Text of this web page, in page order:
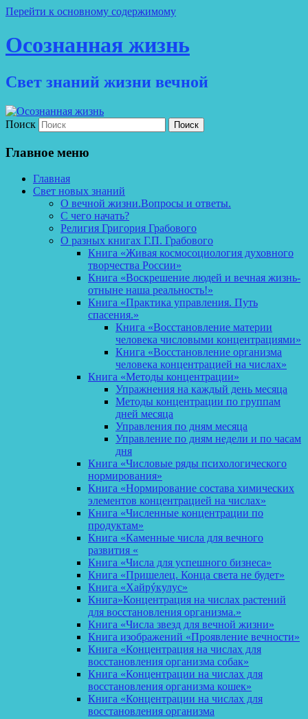
Перейти к основному содержимому
Осознанная жизнь
Свет знаний жизни вечной
Поиск
Главное меню
Главная
Свет новых знаний
О вечной жизни.Вопросы и ответы.
С чего начать?
Религия Григория Грабового
О разных книгах Г.П. Грабового
Книга «Живая космосоциология духовного
творчества России»
Книга «Воскрешение людей и вечная жизнь-
отныне наша реальность!»
Книга «Практика управления. Путь
спасения.»
Книга «Восстановление материи
человека числовыми концентрациями»
Книга «Восстановление организма
человека концентрацией на числах»
Книга «Методы концентрации»
Упражнения на каждый день месяца
Методы концентрации по группам
дней месяца
Управления по дням месяца
Управление по дням недели и по часам
дня
Книга «Числовые ряды психологического
нормирования»
Книга «Нормирование состава химических
элементов концентрацией на числах»
Книга «Численные концентрации по
продуктам»
Книга «Каменные числа для вечного
развития «
Книга «Числа для успешного бизнеса»
Книга «Пришелец. Конца света не будет»
Книга «Хайрýкулус»
Книга»Концентрация на числах растений
для восстановления организма.»
Книга «Числа звезд для вечной жизни»
Книга изображений «Проявление вечности»
Книга «Концентрация на числах для
восстановления организма собак»
Книга «Концентрации на числах для
восстановления организма кошек»
Книга «Концентрации на числах для
восстановления организма